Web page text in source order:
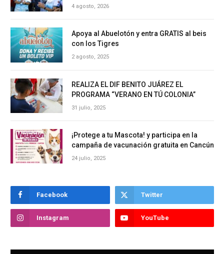
4 agosto, 2026
Apoya al Abuelotón y entra GRATIS al beis
con los Tigres
2 agosto, 2025
REALIZA EL DIF BENITO JUÁREZ EL
PROGRAMA “VERANO EN TÚ COLONIA”
31 julio, 2025
¡Protege a tu Mascota! y participa en la
campaña de vacunación gratuita en Cancún
24 julio, 2025
Facebook Twitter
Instagram YouTube